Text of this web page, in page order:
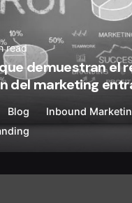
read
demuestran el
del marketing
Blog
Inbound